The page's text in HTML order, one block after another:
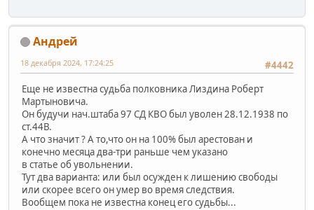
Андрей
#4442
18 декабря 2024, 17:24:25
Еще не известна судьба полковника Лиздина Роберт
Мартыновича.
Он будучи нач.штаба 97 СД КВО был уволен 28.12.1938 по
ст.44В.
А что значит ? А то,что он на 100% был арестован и
конечно месяца два-три раньше чем указано
в статье об увольнении.
Тут два варианта: или был осужден к лишению свободы
или скорее всего он умер во время следствия.
Вообщем пока не известна конец его судьбы...